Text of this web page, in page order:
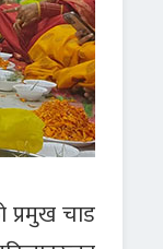
प्रमुख चाड